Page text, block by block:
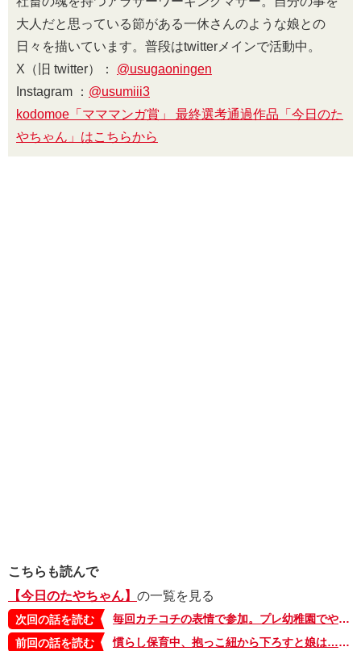
大人だと思っている節がある一休さんのような娘との
日々を描いています。普段はtwitterメインで活動中。
X（旧 twitter）： @usugaoningen
Instagram ： @usumiii3
kodomoe「マママンガ賞」 最終選考通過作品「今日のた
やちゃん」はこちらから
こちらも読んで
【今日のたやちゃん】 の一覧を見る
次回の話を読む
毎回カチコチの表情で参加。プレ幼稚園でやったこと【今日のたやちゃん・17】
前回の話を読む
慣らし保育中、抱っこ紐から下ろすと娘は…【今日のたやちゃん・15】